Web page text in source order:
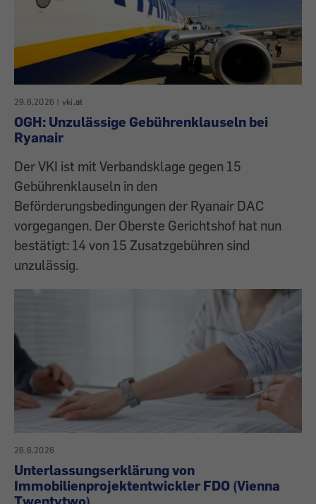
29.6.2026 | vki.at
OGH: Unzulässige Gebührenklauseln bei
Ryanair
Der VKI ist mit Verbandsklage gegen 15
Gebührenklauseln in den
Beförderungsbedingungen der Ryanair DAC
vorgegangen. Der Oberste Gerichtshof hat nun
bestätigt: 14 von 15 Zusatzgebühren sind
unzulässig.
26.6.2026
Unterlassungserklärung von
Immobilienprojektentwickler FDO (Vienna